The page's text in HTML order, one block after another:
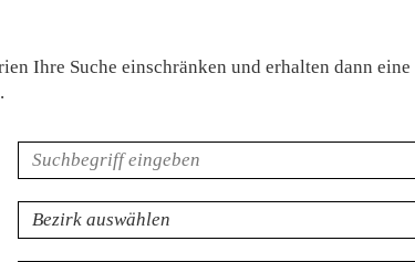
Ihre Suche einschränken und erhalten dann eine
Volltextsuche
für
Veranstaltungen
Bezirk